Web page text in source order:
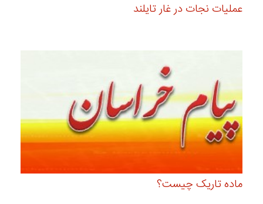
عملیات نجات در غار تایلند
ماده تاریک چیست؟